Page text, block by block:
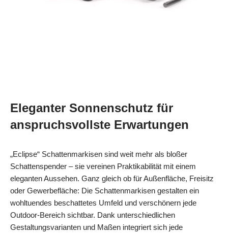
Eleganter Sonnenschutz für
anspruchsvollste Erwartungen
„Eclipse“ Schattenmarkisen sind weit mehr als bloßer
Schattenspender – sie vereinen Praktikabilität mit einem
eleganten Aussehen. Ganz gleich ob für Außenfläche, Freisitz
oder Gewerbefläche: Die Schattenmarkisen gestalten ein
wohltuendes beschattetes Umfeld und verschönern jede
Outdoor-Bereich sichtbar. Dank unterschiedlichen
Gestaltungsvarianten und Maßen integriert sich jede